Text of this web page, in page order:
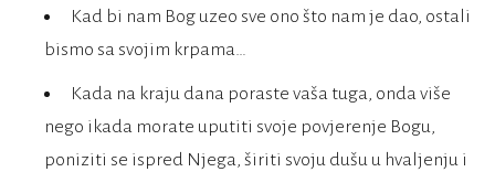
Kad bi nam Bog uzeo sve ono što nam je dao, ostali
bismo sa svojim krpama…
Kada na kraju dana poraste vaša tuga, onda više
nego ikada morate uputiti svoje povjerenje Bogu,
poniziti se ispred Njega, širiti svoju dušu u hvaljenju i